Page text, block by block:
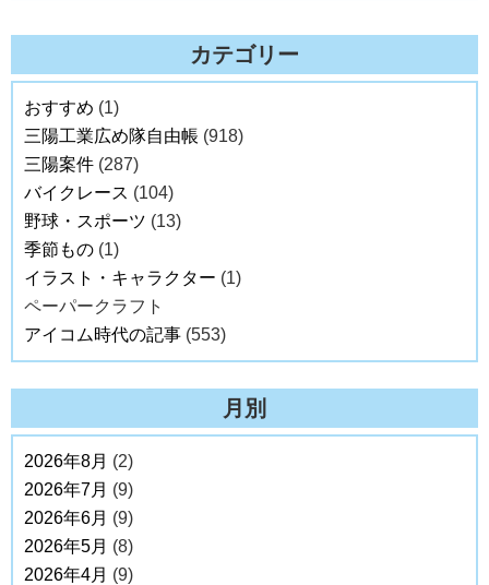
カテゴリー
おすすめ (1)
三陽工業広め隊自由帳 (918)
三陽案件 (287)
バイクレース (104)
野球・スポーツ (13)
季節もの (1)
イラスト・キャラクター (1)
ペーパークラフト
アイコム時代の記事 (553)
月別
2026年8月 (2)
2026年7月 (9)
2026年6月 (9)
2026年5月 (8)
2026年4月 (9)